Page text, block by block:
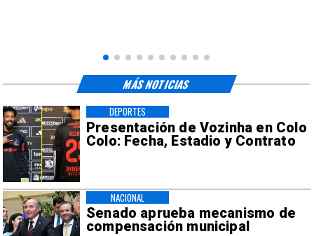
Presentación de Vozinha en Colo
Colo: Fecha, Estadio y Contrato
DEPORTES
Senado aprueba mecanismo de
compensación municipal
NACIONAL
MÁS NOTICIAS